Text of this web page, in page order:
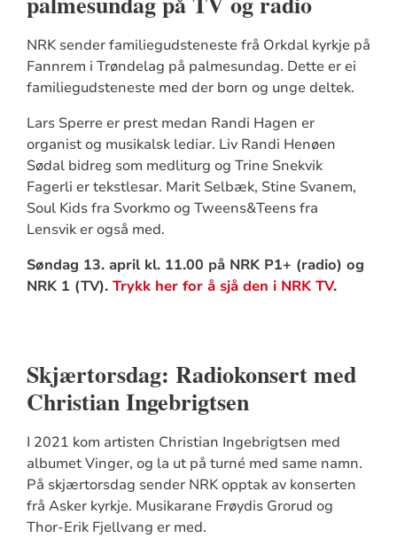
NRK sender familiegudsteneste frå Orkdal kyrkje på
Fannrem i Trøndelag på palmesundag. Dette er ei
familiegudsteneste med der born og unge deltek.
Lars Sperre er prest medan Randi Hagen er
organist og musikalsk lediar. Liv Randi Henøen
Sødal bidreg som medliturg og Trine Snekvik
Fagerli er tekstlesar. Marit Selbæk, Stine Svanem,
Soul Kids fra Svorkmo og Tweens&Teens fra
Lensvik er også med.
Søndag 13. april kl. 11.00 på NRK P1+ (radio) og
NRK 1 (TV). Trykk her for å sjå den i NRK TV.
Skjærtorsdag: Radiokonsert med
Christian Ingebrigtsen
I 2021 kom artisten Christian Ingebrigtsen med
albumet Vinger, og la ut på turné med same namn.
På skjærtorsdag sender NRK opptak av konserten
frå Asker kyrkje. Musikarane Frøydis Grorud og
Thor-Erik Fjellvang er med.